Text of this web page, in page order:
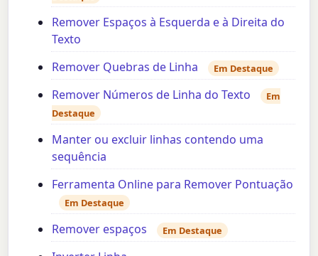
Remover Espaços à Esquerda e à Direita do
Texto
Remover Quebras de Linha
Em Destaque
Remover Números de Linha do Texto
Em
Destaque
Manter ou excluir linhas contendo uma
sequência
Ferramenta Online para Remover Pontuação
Em Destaque
Remover espaços Em Destaque